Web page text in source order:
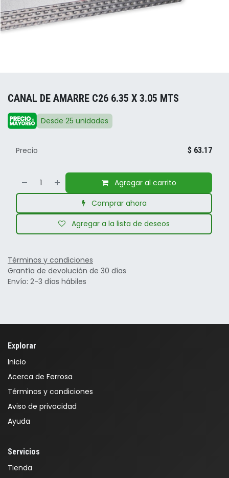
CANAL DE AMARRE C26 6.35 X 3.05 MTS
Desde 25 unidades
Agregar al carrito
Comprar ahora
Agregar a la lista de deseos
Precio $ 63.17
Términos y condiciones
Grantía de devolución de 30 días
Envío: 2-3 días hábiles
Explorar
Inicio
Acerca de Ferrosa
Términos y condiciones
Aviso de privacidad
Ayuda
Servicios
Tienda